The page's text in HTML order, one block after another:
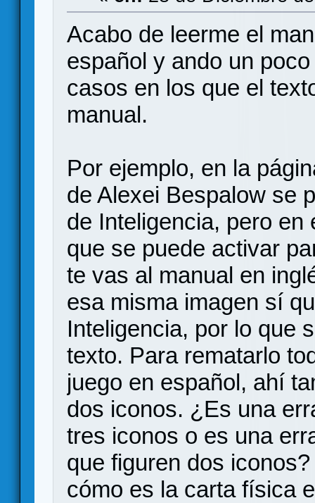
Acabo de leerme el
español y ando un
casos en los que el
manual.
Por ejemplo, en la
de Alexei Bespalow se
de Inteligencia, pero en
que se puede activar
te vas al manual en
esa misma imagen sí
Inteligencia, por lo que
texto. Para rematarlo
juego en español, ahí
dos iconos. ¿Es una
tres iconos o es una
que figuren dos
cómo es la carta física